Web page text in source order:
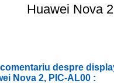
Huawei Nova 2
despre
Nova 2, PIC-AL00 :